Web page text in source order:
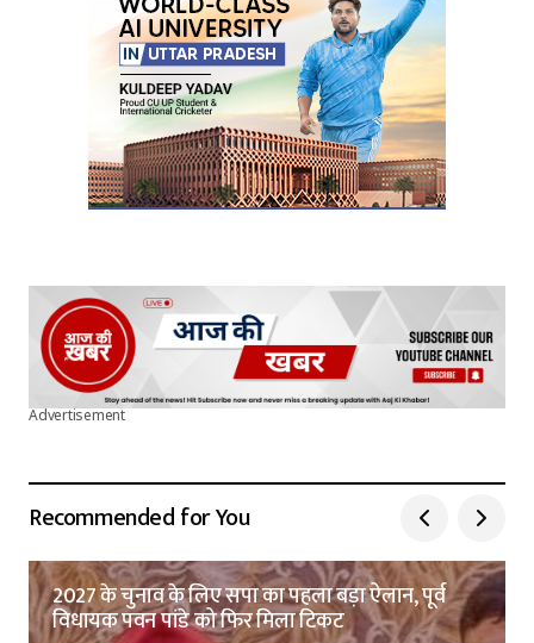
Submit Comment
Advertisement
Recommended for You
2027 के चुनाव के लिए सपा का पहला बड़ा ऐलान, पूर्व
विधायक पवन पांडे को फिर मिला टिकट